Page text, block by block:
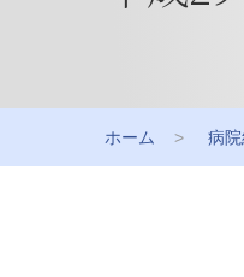
ホーム 病